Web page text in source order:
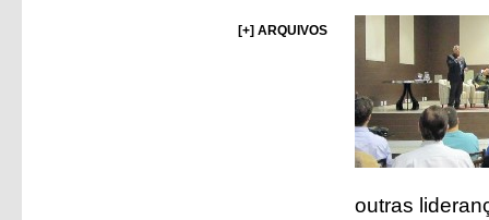
[+] ARQUIVOS
outras